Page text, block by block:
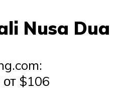
Nusa Dua
$106